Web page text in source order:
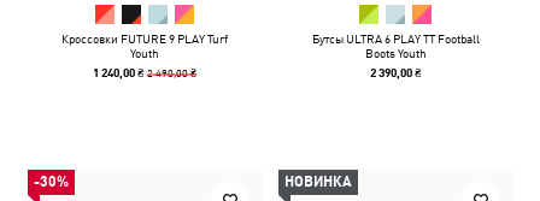
Кроссовки FUTURE 9 PLAY Turf
Youth
1 240,00 ₴2 490,00 ₴
Бутсы ULTRA 6 PLAY TT Football
Boots Youth
2 390,00 ₴
-30% НОВИНКА